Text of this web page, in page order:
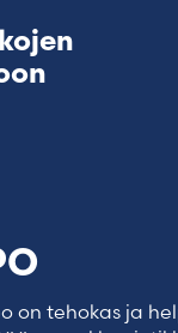
on tehokas ja